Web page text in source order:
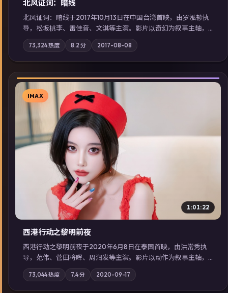
北风证词：暗线
北风证词：暗线于2017年10月13日在中国台湾首映，由罗泓轸执
导，松坂桃李、雷佳音、文淇等主演。影片以奇幻为叙事主轴，
旧案重提，真相与谎言在同一条时间线上交锋；摄影与配乐强化
地域气质；站内亦可通过「国产免费观看高清电视剧在线看」延
展检索同类型高分佳作，畅享高清在线追剧体验。
73,324热度 8.2 分 2017-08-08
▶
IMAX
1:01:22
西港行动之黎明前夜
西港行动之黎明前夜于2020年6月8日在泰国首映，由洪常秀执
导，范伟、菅田将晖、周润发等主演。影片以动作为叙事主轴，
亲情与职责必须在倒计时结束前做出抉择；摄影与配乐强化地域
气质；站内亦可通过「国产免费观看高清电视剧在线看」延展检
索同类型高分佳作，畅享高清在线追剧体验。
73,044热度 7.4分 2020-09-17